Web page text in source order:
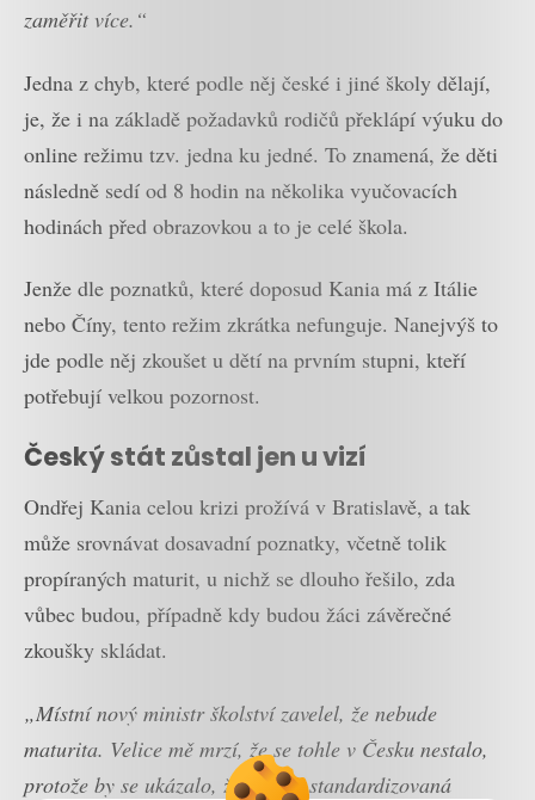
zaměřit více.“
Jedna z chyb, které podle něj české i jiné školy dělají,
je, že i na základě požadavků rodičů překlápí výuku do
online režimu tzv. jedna ku jedné. To znamená, že děti
následně sedí od 8 hodin na několika vyučovacích
hodinách před obrazovkou a to je celé škola.
Jenže dle poznatků, které doposud Kania má z Itálie
nebo Číny, tento režim zkrátka nefunguje. Nanejvýš to
jde podle něj zkoušet u dětí na prvním stupni, kteří
potřebují velkou pozornost.
Český stát zůstal jen u vizí
Ondřej Kania celou krizi prožívá v Bratislavě, a tak
může srovnávat dosavadní poznatky, včetně tolik
propíraných maturit, u nichž se dlouho řešilo, zda
vůbec budou, případně kdy budou žáci závěrečné
zkoušky skládat.
„Místní nový ministr školství zavelel, že nebude
maturita. Velice mě mrzí, že se tohle v Česku nestalo,
protože by se ukázalo, že státem standardizovaná